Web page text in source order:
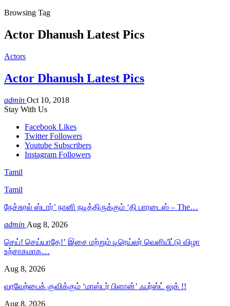
Browsing Tag
Actor Dhanush Latest Pics
Actors
Actor Dhanush Latest Pics
admin Oct 10, 2018
Stay With Us
Facebook Likes
Twitter Followers
Youtube Subscribers
Instagram Followers
Tamil
Tamil
நேச்சுரல் ஸ்டார்’ நானி நடித்திருக்கும் ‘தி பாரடைஸ் – The…
admin Aug 8, 2026
செய்! செய்யாதே!’ இசை மற்றும் டிரெய்லர் வெளியீட்டு விழா
உற்சாகமாக…
Aug 8, 2026
வரவேற்பைக் குவிக்கும் ‘மாஸ்டர் பிளான்’ ஃபர்ஸ்ட் லுக் !!
Aug 8, 2026